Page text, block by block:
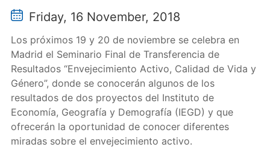
Friday, 16 November, 2018
Los próximos 19 y 20 de noviembre se celebra en
Madrid el Seminario Final de Transferencia de
Resultados “Envejecimiento Activo, Calidad de Vida y
Género”, donde se conocerán algunos de los
resultados de dos proyectos del Instituto de
Economía, Geografía y Demografía (IEGD) y que
ofrecerán la oportunidad de conocer diferentes
miradas sobre el envejecimiento activo.